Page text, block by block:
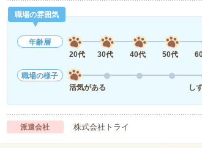
職場の雰囲気
年齢層
20代
30代 40代 50代
職場の様子
活気がある
し
派遣会社 株式会社トライ